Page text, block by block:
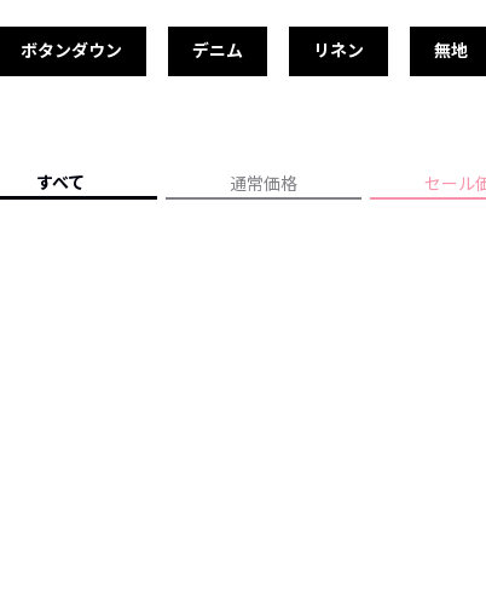
ピックアップアイテム
フォーカスブランド
特定商取引に関する法律
ボタンダウン デニム リネン 無地
すべて 通常価格 セール